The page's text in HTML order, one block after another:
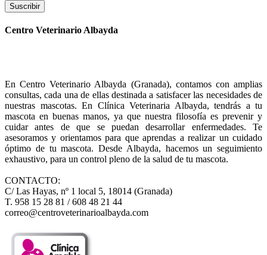
Suscribir
Centro Veterinario Albayda
En Centro Veterinario Albayda (Granada), contamos con amplias
consultas, cada una de ellas destinada a satisfacer las necesidades de
nuestras mascotas. En Clínica Veterinaria Albayda, tendrás a tu
mascota en buenas manos, ya que nuestra filosofía es prevenir y
cuidar antes de que se puedan desarrollar enfermedades. Te
asesoramos y orientamos para que aprendas a realizar un cuidado
óptimo de tu mascota. Desde Albayda, hacemos un seguimiento
exhaustivo, para un control pleno de la salud de tu mascota.
CONTACTO:
C/ Las Hayas, nº 1 local 5, 18014 (Granada)
T. 958 15 28 81 / 608 48 21 44
correo@centroveterinarioalbayda.com